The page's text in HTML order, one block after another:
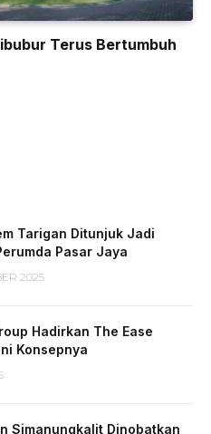
Terus Bertumbuh
Tarigan Ditunjuk Jadi
Pasar Jaya
2025
Hadirkan The Ease
Konsepnya
Simanungkalit Dinobatkan